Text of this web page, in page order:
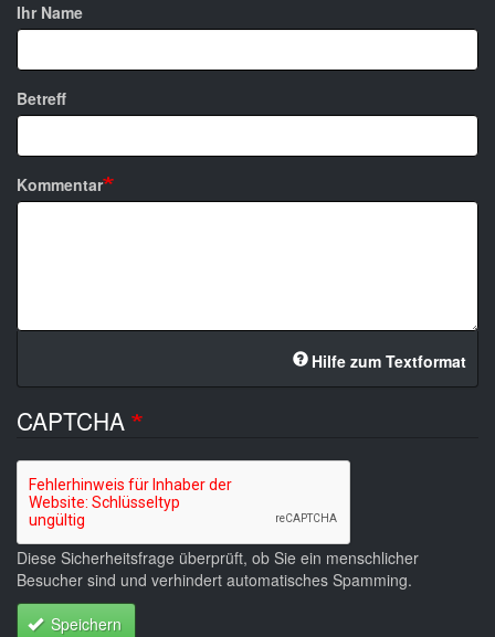
Ihr Name
Betreff
Kommentar
Hilfe zum Textformat
CAPTCHA
Diese Sicherheitsfrage überprüft, ob Sie ein menschlicher
Besucher sind und verhindert automatisches Spamming.
Speichern